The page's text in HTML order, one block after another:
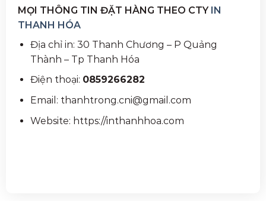
MỌI THÔNG TIN ĐẶT HÀNG THEO CTY IN
THANH HÓA
Địa chỉ in: 30 Thanh Chương – P Quảng
Thành – Tp Thanh Hóa
Điện thoại: 0859266282
Email: thanhtrong.cni@gmail.com
Website: https://inthanhhoa.com